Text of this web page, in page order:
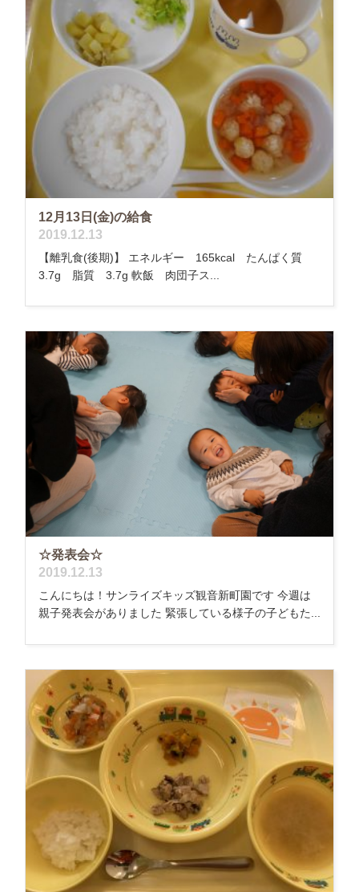
12月13日(金)の給食
2019.12.13
【離乳食(後期)】 エネルギー 165kcal たんぱく質
3.7g 脂質 3.7g 軟飯 肉団子ス...
☆発表会☆
2019.12.13
こんにちは！サンライズキッズ観音新町園です 今週は
親子発表会がありました 緊張している様子の子どもた...